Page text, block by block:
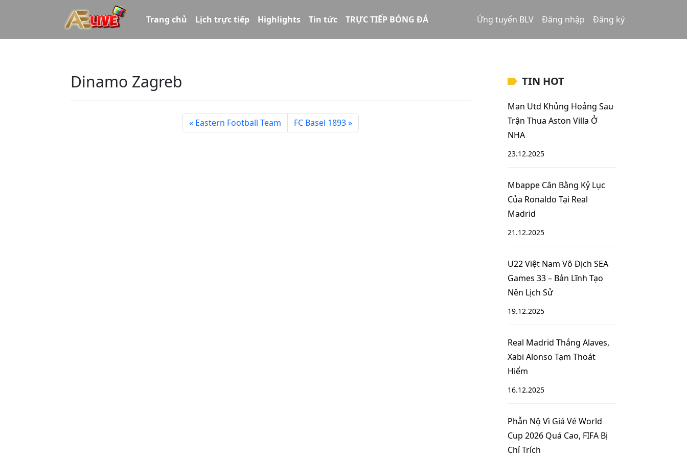
Trang chủ Lịch trực tiếp Highlights Tin tức TRỰC TIẾP BÓNG ĐÁ Ứng tuyển BLV Đăng nhập Đăng ký
Dinamo Zagreb
Eastern Football Team FC Basel 1893
TIN HOT
Man Utd Khủng Hoảng Sau
Trận Thua Aston Villa Ở
NHA
23.12.2025
Mbappe Cân Bằng Kỷ Lục
Của Ronaldo Tại Real
Madrid
21.12.2025
U22 Việt Nam Vô Địch SEA
Games 33 – Bản Lĩnh Tạo
Nên Lịch Sử
19.12.2025
Real Madrid Thắng Alaves,
Xabi Alonso Tạm Thoát
Hiểm
16.12.2025
Phẫn Nộ Vì Giá Vé World
Cup 2026 Quá Cao, FIFA Bị
Chỉ Trích